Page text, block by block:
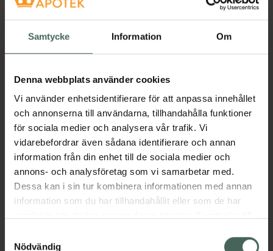
Samtycke Information Om
Denna webbplats använder cookies
Vi använder enhetsidentifierare för att anpassa innehållet
och annonserna till användarna, tillhandahålla funktioner
för sociala medier och analysera vår trafik. Vi
vidarebefordrar även sådana identifierare och annan
information från din enhet till de sociala medier och
annons- och analysföretag som vi samarbetar med.
Dessa kan i sin tur kombinera informationen med annan
information som du har tillhandahållit eller som de har
återkalla ditt samtycke via webbplatsens
Nödvändig
Få mejl när varan finns i lager online
Din e-postadress
Jag accepterar villkoren
Spara
Aktuella erbjudanden
Beskrivning Dölj